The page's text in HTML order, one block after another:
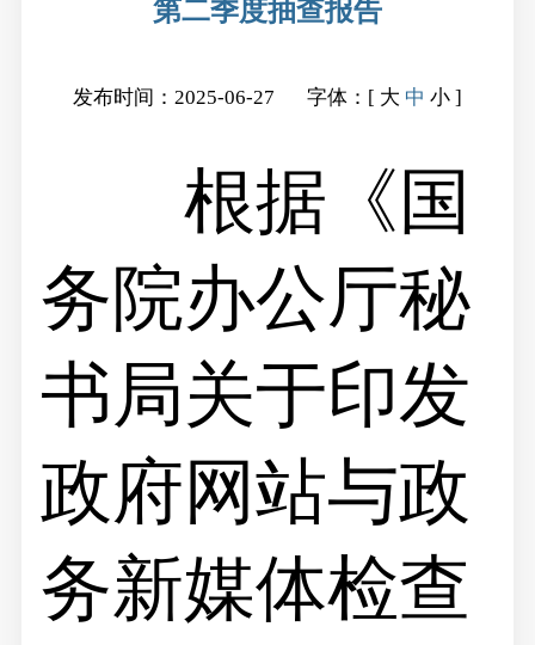
第二季度抽查报告
发布时间：2025-06-27 字体：[ 大 中 小]
根据《国
务院办公厅秘
书局关于印发
政府网站与政
务新媒体检查